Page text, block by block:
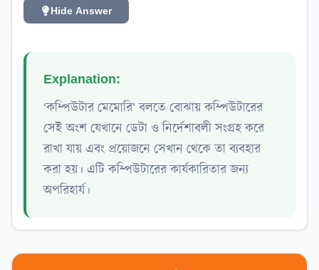
Hide Answer
Explanation:
‘কম্পিউটার মেমোরি’ বলতে বোঝায় কম্পিউটারের
সেই অংশ যেখানে ডেটা ও নির্দেশাবলীসংগ্রহ করে
রাখা যায় এবং প্রয়োজনে সেখান থেকে তা ব্যবহার
করা হয়। এটি কম্পিউটারের কার্যকারিতার জন্য
অপরিহার্য।